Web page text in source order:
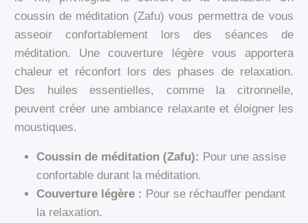
coussin de méditation (Zafu) vous permettra de vous
asseoir confortablement lors des séances de
méditation. Une couverture légère vous apportera
chaleur et réconfort lors des phases de relaxation.
Des huiles essentielles, comme la citronnelle,
peuvent créer une ambiance relaxante et éloigner les
moustiques.
Coussin de méditation (Zafu): Pour une assise
confortable durant la méditation.
Couverture légère : Pour se réchauffer pendant
la relaxation.